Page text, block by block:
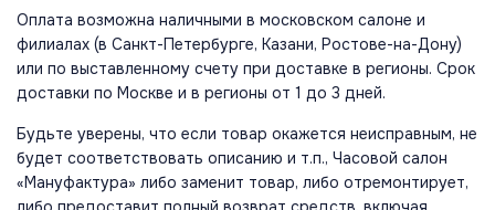
Оплата возможна наличными в московском салоне и
филиалах (в Санкт-Петербурге, Казани, Ростове-на-Дону)
или по выставленному счету при доставке в регионы. Срок
доставки по Москве и в регионы от 1 до 3 дней.
Будьте уверены, что если товар окажется неисправным, не
будет соответствовать описанию и т.п., Часовой салон
«Мануфактура» либо заменит товар, либо отремонтирует,